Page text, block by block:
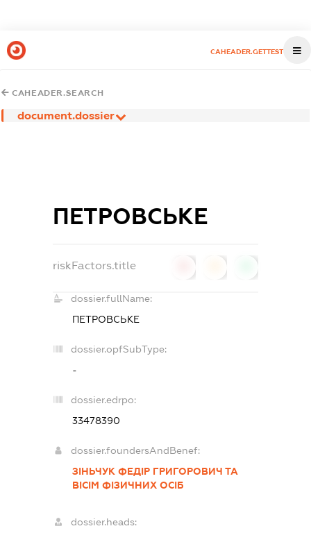
CAHEADER.GETTEST
CAHEADER.SEARCH
document.dossier
ПЕТРОВСЬКЕ
riskFactors.title
dossier.fullName:
ПЕТРОВСЬКЕ
dossier.opfSubType:
-
dossier.edrpo:
33478390
dossier.foundersAndBenef:
ЗІНЬЧУК ФЕДІР ГРИГОРОВИЧ ТА
ВІСІМ ФІЗИЧНИХ ОСІБ
dossier.heads: